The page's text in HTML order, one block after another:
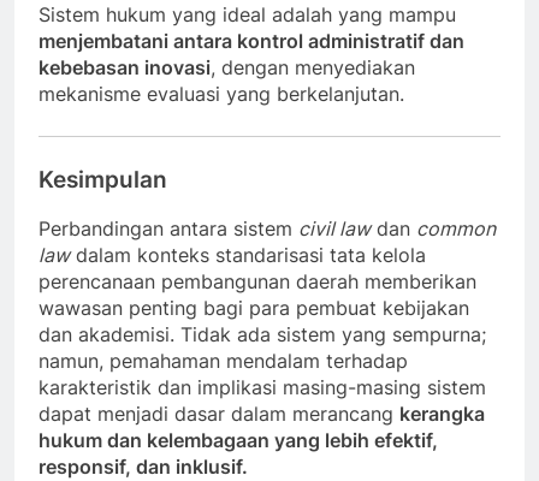
Sistem hukum yang ideal adalah yang mampu
menjembatani antara kontrol administratif dan
kebebasan inovasi, dengan menyediakan
mekanisme evaluasi yang berkelanjutan.
Kesimpulan
Perbandingan antara sistem civil lawdan common
lawdalam konteks standarisasi tata kelola
perencanaan pembangunan daerah memberikan
wawasan penting bagi para pembuat kebijakan
dan akademisi. Tidak ada sistem yang sempurna;
namun, pemahaman mendalam terhadap
karakteristik dan implikasi masing-masing sistem
dapat menjadi dasar dalam merancang kerangka
hukum dan kelembagaan yang lebih efektif,
responsif, dan inklusif.